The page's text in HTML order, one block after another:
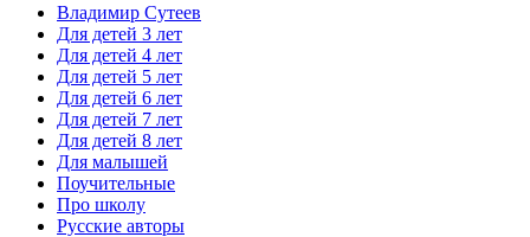
Владимир Сутеев
Для детей 3 лет
Для детей 4 лет
Для детей 5 лет
Для детей 6 лет
Для детей 7 лет
Для детей 8 лет
Для малышей
Поучительные
Про школу
Русские авторы